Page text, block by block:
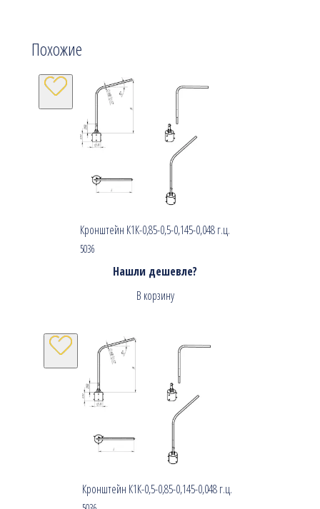
Похожие
Кронштейн К1К-0,85-0,5-0,145-0,048 г.ц.
5036
Нашли дешевле?
В корзину
Кронштейн К1К-0,5-0,85-0,145-0,048 г.ц.